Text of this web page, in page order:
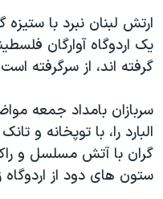
صفحه
اصلی
جهش
جستجو
جهان
ورزشی
گزیده‌ها
ویژه برنامه‌ها
ویدیوها
فرهنگ و زندگی
صفحه‌های ویژه
جام جهانی ۲۰۲۶
عملیات خشم حماسی
۲۵۰سالگی آمریکا
بایگانی برنامه‌های تلویزیونی
مستندها
فرکانس‌های صدای آمریکا
پخش رادیویی
یادگیری زبان انگلیسی
دنبال کنید
ارتش لبنان نبرد با ستیزه
یک اردوگاه آوارگان
گرفته اند، از سرگرفته
سربازان بامداد جمعه
البارد را، با توپخانه و
گران با آتش مسلسل و
ستون های دود از اردوگاه